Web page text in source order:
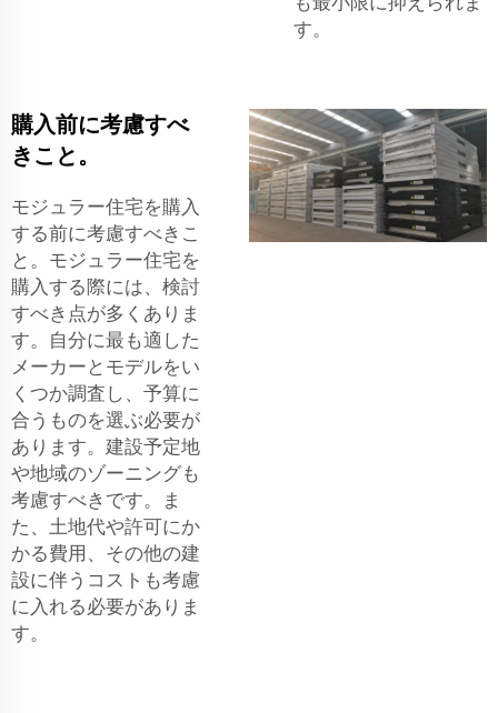
す。
購入前に考慮すべ
きこと。
モジュラー住宅を購入
する前に考慮すべきこ
と。モジュラー住宅を
購入する際には、検討
すべき点が多くありま
す。自分に最も適した
メーカーとモデルをい
くつか調査し、予算に
合うものを選ぶ必要が
あります。建設予定地
や地域のゾーニングも
考慮すべきです。ま
た、土地代や許可にか
かる費用、その他の建
設に伴うコストも考慮
に入れる必要がありま
す。